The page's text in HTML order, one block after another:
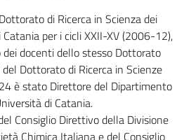
di Ricerca in Scienza dei
per i cicli XXII-XV (2006-12),
docenti dello stesso Dottorato
Dottorato di Ricerca in Scienze
è stato Direttore del Dipartimento
di Catania.
Consiglio Direttivo della Divisione
Chimica Italiana e del Consiglio